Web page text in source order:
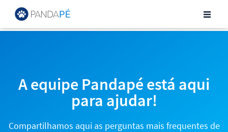
Central de Ajuda para
A equipe Pandapé está aqui
para ajudar!
Compartilhamos aqui as perguntas mais frequentes de